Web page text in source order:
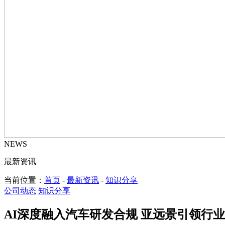
NEWS
最新资讯
当前位置： 首页 - 最新资讯 - 知识分享
公司动态 知识分享
AI深度融入汽车研发合规 亚远景引领行